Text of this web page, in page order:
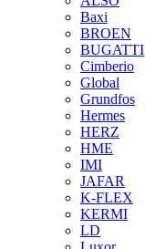
Baxi
BROEN
BUGATTI
Cimberio
Global
Grundfos
Hermes
HERZ
HME
IMI
JAFAR
K-FLEX
KERMI
LD